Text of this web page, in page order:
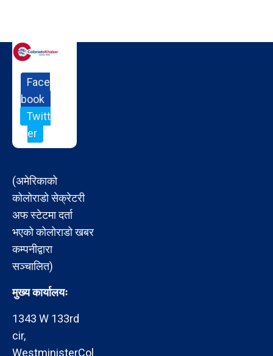
Face
book
Twitt
er
(अमेरिकाको
कोलोराडो सेक्रेटरी
अफ स्टेटमा दर्ता
भएको कोलोराडो खबर
कम्पनीद्वारा
सञ्चालित)
मुख्य कार्यालयः
1343 W 133rd
cir,
WestministerCol